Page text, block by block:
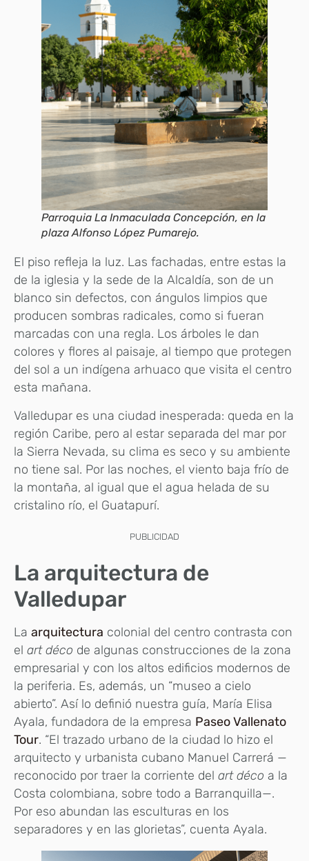
Parroquia La Inmaculada Concepción, en la
plaza Alfonso López Pumarejo.
El piso refleja la luz. Las fachadas, entre estas la
de la iglesia y la sede de la Alcaldía, son de un
blanco sin defectos, con ángulos limpios que
producen sombras radicales, como si fueran
marcadas con una regla. Los árboles le dan
colores y flores al paisaje, al tiempo que protegen
del sol a un indígena arhuaco que visita el centro
esta mañana.
Valledupar es una ciudad inesperada: queda en la
región Caribe, pero al estar separada del mar por
la Sierra Nevada, su clima es seco y su ambiente
no tiene sal. Por las noches, el viento baja frío de
la montaña, al igual que el agua helada de su
cristalino río, el Guatapurí.
PUBLICIDAD
La arquitectura de
Valledupar
La arquitectura colonial del centro contrasta con
el art déco de algunas construcciones de la zona
empresarial y con los altos edificios modernos de
la periferia. Es, además, un “museo a cielo
abierto”. Así lo definió nuestra guía, María Elisa
Ayala, fundadora de la empresa Paseo Vallenato
Tour. “El trazado urbano de la ciudad lo hizo el
arquitecto y urbanista cubano Manuel Carrerá —
reconocido por traer la corriente del art déco a la
Costa colombiana, sobre todo a Barranquilla—.
Por eso abundan las esculturas en los
separadores y en las glorietas”, cuenta Ayala.